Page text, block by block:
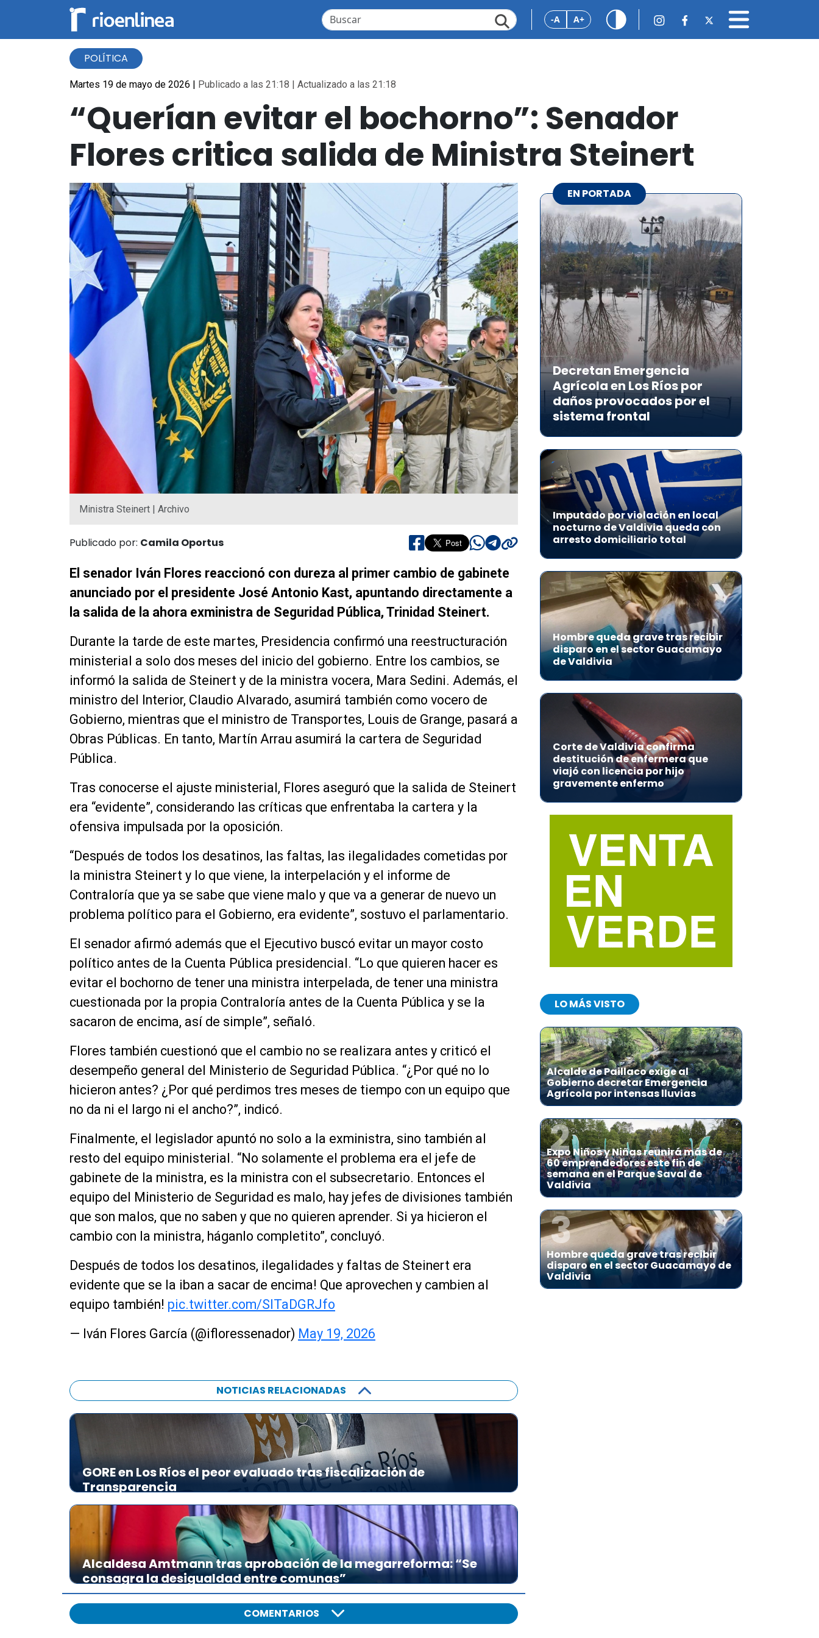
-A A+
POLÍTICA
Martes 19 de mayo de 2026 | Publicado a las 21:18 | Actualizado a las 21:18
“Querían evitar el bochorno”: Senador
Flores critica salida de Ministra Steinert
Ministra Steinert | Archivo
Publicado por: Camila Oportus
El senador Iván Flores reaccionó con dureza al primer cambio de gabinete
anunciado por el presidente José Antonio Kast, apuntando directamente a
la salida de la ahora exministra de Seguridad Pública, Trinidad Steinert.
Durante la tarde de este martes, Presidencia confirmó una reestructuración
ministerial a solo dos meses del inicio del gobierno. Entre los cambios, se
informó la salida de Steinert y de la ministra vocera, Mara Sedini. Además, el
ministro del Interior, Claudio Alvarado, asumirá también como vocero de
Gobierno, mientras que el ministro de Transportes, Louis de Grange, pasará a
Obras Públicas. En tanto, Martín Arrau asumirá la cartera de Seguridad
Pública.
Tras conocerse el ajuste ministerial, Flores aseguró que la salida de Steinert
era “evidente”, considerando las críticas que enfrentaba la cartera y la
ofensiva impulsada por la oposición.
“Después de todos los desatinos, las faltas, las ilegalidades cometidas por
la ministra Steinert y lo que viene, la interpelación y el informe de
Contraloría que ya se sabe que viene malo y que va a generar de nuevo un
problema político para el Gobierno, era evidente”, sostuvo el parlamentario.
El senador afirmó además que el Ejecutivo buscó evitar un mayor costo
político antes de la Cuenta Pública presidencial. “Lo que quieren hacer es
evitar el bochorno de tener una ministra interpelada, de tener una ministra
cuestionada por la propia Contraloría antes de la Cuenta Pública y se la
sacaron de encima, así de simple”, señaló.
Flores también cuestionó que el cambio no se realizara antes y criticó el
desempeño general del Ministerio de Seguridad Pública. “¿Por qué no lo
hicieron antes? ¿Por qué perdimos tres meses de tiempo con un equipo que
no da ni el largo ni el ancho?”, indicó.
Finalmente, el legislador apuntó no solo a la exministra, sino también al
resto del equipo ministerial. “No solamente el problema era el jefe de
gabinete de la ministra, es la ministra con el subsecretario. Entonces el
equipo del Ministerio de Seguridad es malo, hay jefes de divisiones también
que son malos, que no saben y que no quieren aprender. Si ya hicieron el
cambio con la ministra, háganlo completito”, concluyó.
Después de todos los desatinos, ilegalidades y faltas de Steinert era
evidente que se la iban a sacar de encima! Que aprovechen y cambien al
equipo también! pic.twitter.com/SITaDGRJfo
— Iván Flores García (@ifloressenador) May 19, 2026
NOTICIAS RELACIONADAS
GORE en Los Ríos el peor evaluado tras fiscalización de
Transparencia
Alcaldesa Amtmann tras aprobación de la megarreforma: “Se
consagra la desigualdad entre comunas”
COMENTARIOS
EN PORTADA
Decretan Emergencia
Agrícola en Los Ríos por
daños provocados por el
sistema frontal
Imputado por violación en local
nocturno de Valdivia queda con
arresto domiciliario total
Hombre queda grave tras recibir
disparo en el sector Guacamayo
de Valdivia
Corte de Valdivia confirma
destitución de enfermera que
viajó con licencia por hijo
gravemente enfermo
LO MÁS VISTO
1
Alcalde de Paillaco exige al
Gobierno decretar Emergencia
Agrícola por intensas lluvias
2
Expo Niños y Niñas reunirá más de
60 emprendedores este fin de
semana en el Parque Saval de
Valdivia
3
Hombre queda grave tras recibir
disparo en el sector Guacamayo de
Valdivia